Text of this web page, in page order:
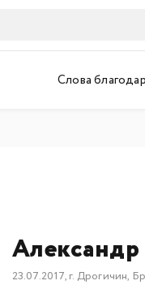
Слова
Александр
23.07.2017, г. Дрогичин,